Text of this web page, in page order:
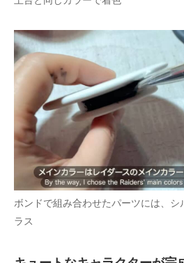
ボンドで組み合わせたパーツには、
ラス